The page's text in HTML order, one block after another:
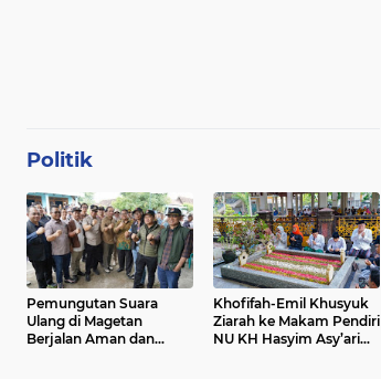
Politik
Pemungutan Suara
Ulang di Magetan
Berjalan Aman dan
Khofifah-Emil Khusyuk
Ziarah ke Makam Pendiri
NU KH Hasyim Asy’ari